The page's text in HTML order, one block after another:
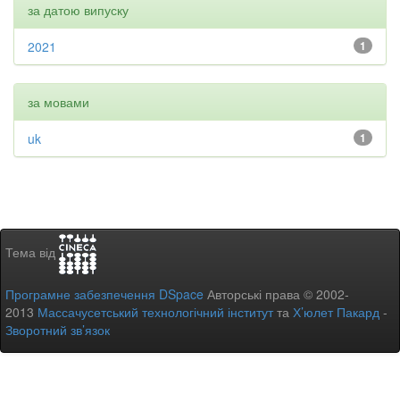
за датою випуску
1
2021
за мовами
1
uk
Тема від
Програмне забезпечення DSpace Авторські права © 2002-
2013 Массачусетський технологічний інститутта Х’юлет Пакард -
Зворотний зв’язок